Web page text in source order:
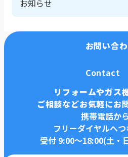
お知らせ
お問い合
Contact
リフォームやガス
ご相談などお気軽にお
携帯電話か
フリーダイヤルへつ
受付 9:00〜18:00(土・